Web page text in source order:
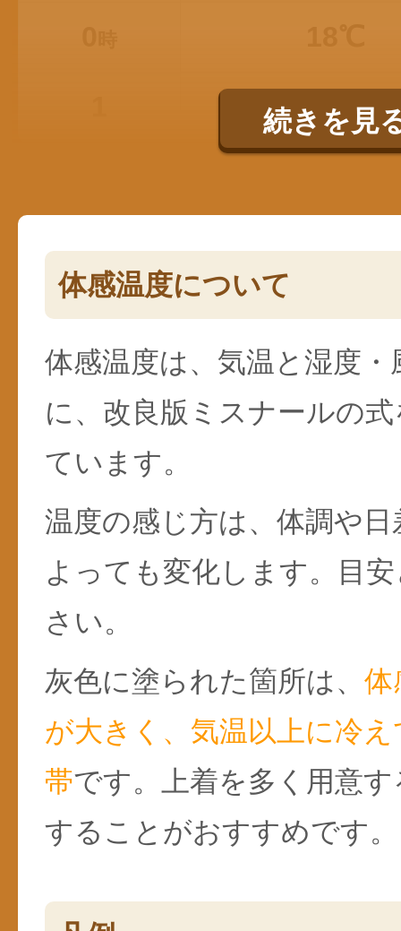
17℃
続きを見
体感温度について
体感温度は、気温と湿度
に、改良版ミスナールの
ています。
温度の感じ方は、体調や
よっても変化します。目
さい。
灰色に塗られた箇所は、 体
が大きく、気温以上に冷
帯です。上着を多く用意
することがおすすめです。